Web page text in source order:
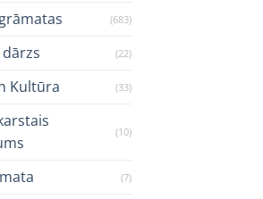
(683)
(22)
Kultūra (33)
(10)
(7)